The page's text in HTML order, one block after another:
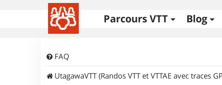
Parcours VTT Blog
FAQ
UtagawaVTT (Randos VTT et VTTAE avec traces